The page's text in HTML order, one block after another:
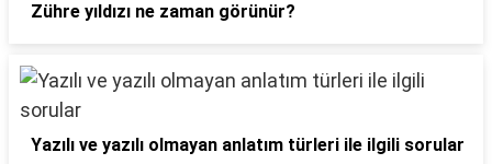
Zühre yıldızı ne zaman görünür?
Yazılı ve yazılı olmayan anlatım türleri ile ilgili sorular